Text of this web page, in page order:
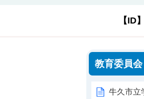
【ID】
教育委員会
牛久市立